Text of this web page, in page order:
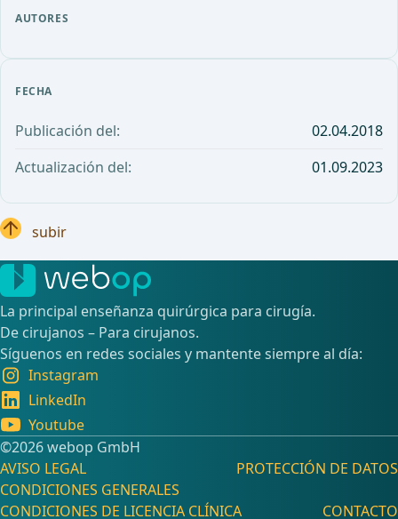
AUTORES
FECHA
Publicación del:
02.04.2018
Actualización del:
01.09.2023
subir
La principal enseñanza quirúrgica para cirugía.
De cirujanos – Para cirujanos.
Síguenos en redes sociales y mantente siempre al día:
Instagram
LinkedIn
Youtube
©️2026 webop GmbH
AVISO LEGAL
PROTECCIÓN DE DATOS
CONDICIONES GENERALES
CONDICIONES DE LICENCIA CLÍNICA
CONTACTO